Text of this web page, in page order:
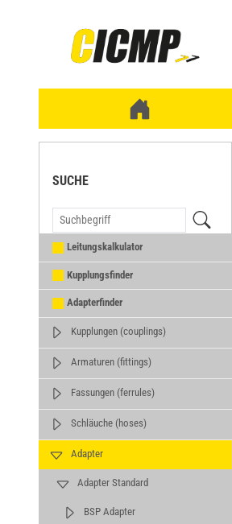
SUCHE
Leitungskalkulator
Kupplungsfinder
Adapterfinder
Kupplungen (couplings)
Armaturen (fittings)
Fassungen (ferrules)
Schläuche (hoses)
Adapter
Adapter Standard
BSP Adapter